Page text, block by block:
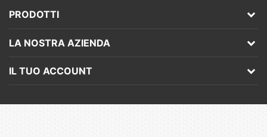
PRODOTTI
LA NOSTRA AZIENDA
IL TUO ACCOUNT